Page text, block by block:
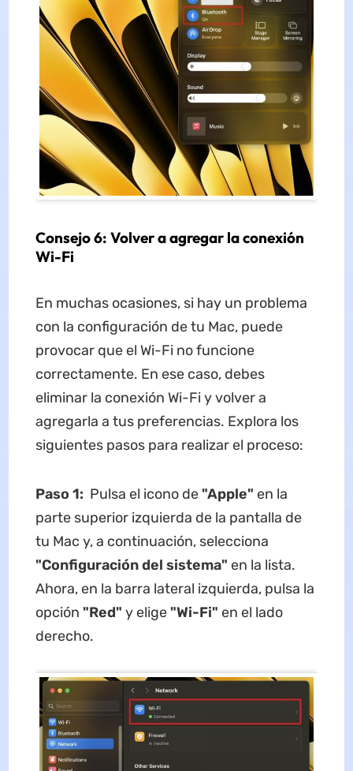
Consejo 6: Volver a agregar la conexión
Wi-Fi
En muchas ocasiones, si hay un problema
con la configuración de tu Mac, puede
provocar que el Wi-Fi no funcione
correctamente. En ese caso, debes
eliminar la conexión Wi-Fi y volver a
agregarla a tus preferencias. Explora los
siguientes pasos para realizar el proceso:
Paso 1: Pulsa el icono de"Apple" en la
parte superior izquierda de la pantalla de
tu Mac y, a continuación, selecciona
"Configuración del sistema" en la lista.
Ahora, en la barra lateral izquierda, pulsa la
opción "Red" y elige "Wi-Fi" en el lado
derecho.